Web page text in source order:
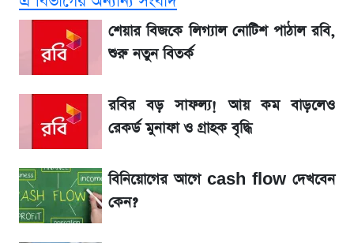
Redmi K80 নিয়ে আপডেট
বাংলাদেশ নিয়ে যা বললেন সজীব ওয়াজেদ জয়
সাকিবের বাড়িতে হামলা নিয়ে মুখ খুললেন দিলীপ
ঘোষ
লিটনকে নিয়ে টিম ম্যানেজমেন্টের নতুন পরিকল্পনা
জেনে নিন আজকের সোনা ও রুপার সর্বশেষ দাম
শেয়ার বিজকে লিগ্যাল নোটিশ পাঠাল রবি,
শুরু নতুন বিতর্ক
রবির বড় সাফল্য! আয় কম বাড়লেও
রেকর্ড মুনাফা ও গ্রাহক বৃদ্ধি
বিনিয়োগের আগে cash flow দেখবেন
কেন?